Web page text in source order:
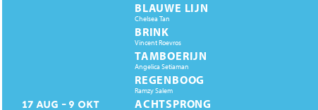
BLAUWE LIJN
Chelsea Tan
BRINK
Vincent Roevros
TAMBOERIJN
Angelica Setiaman
REGENBOOG
Ramzy Salem
17 AUG 9 OKT ACHTSPRONG